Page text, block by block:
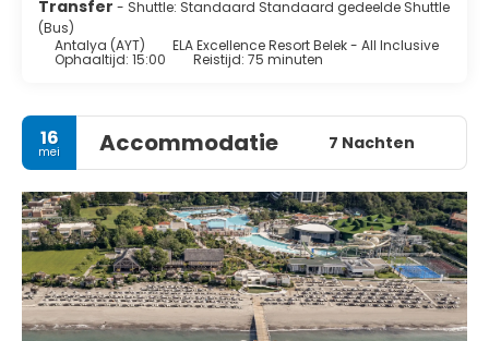
Transfer - Shuttle: Standaard Standaard gedeelde Shuttle
(Bus)
Antalya (AYT)
ELA Excellence Resort Belek - All Inclusive
Ophaaltijd: 15:00 Reistijd: 75 minuten
16
mei Accommodatie 7 Nachten